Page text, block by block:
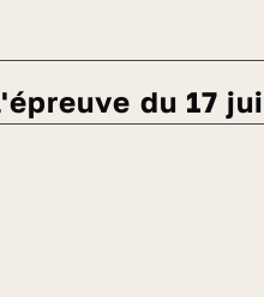
du 17